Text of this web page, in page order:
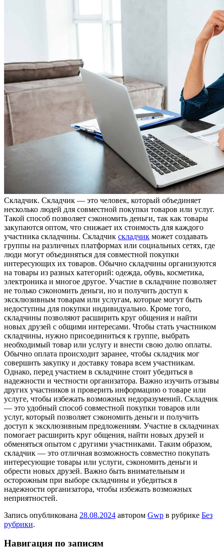
Склaдчик. Склaдчик — это человек, который объединяет
несколько людей для совместной покупки товаров или услуг.
Такой способ позволяет сэкономить деньги, так как товары
закупаются оптом, что снижает их стоимость для каждого
участника складчины. Складчик складчик может создавать
группы на различных платформах или социальных сетях, где
люди могут объединяться для совместной покупки
интересующих их товаров. Обычно складчины организуются
на товары из разных категорий: одежда, обувь, косметика,
электроника и многое другое. Участие в складчине позволяет
не только сэкономить деньги, но и получить доступ к
эксклюзивным товарам или услугам, которые могут быть
недоступны для покупки индивидуально. Кроме того,
складчины позволяют расширить круг общения и найти
новых друзей с общими интересами. Чтобы стать участником
складчины, нужно присоединиться к группе, выбрать
необходимый товар или услугу и внести свою долю оплаты.
Обычно оплата происходит заранее, чтобы складчик мог
совершить закупку и доставку товара всем участникам.
Однако, перед участием в складчине стоит убедиться в
надежности и честности организатора. Важно изучить отзывы
других участников и проверить информацию о товаре или
услуге, чтобы избежать возможных недоразумений. Складчик
— это удобный способ совместной покупки товаров или
услуг, который позволяет сэкономить деньги и получить
доступ к эксклюзивным предложениям. Участие в складчинах
помогает расширить круг общения, найти новых друзей и
обменяться опытом с другими участниками. Таким образом,
складчик — это отличная возможность совместно покупать
интересующие товары или услуги, сэкономить деньги и
обрести новых друзей. Важно быть внимательным и
осторожным при выборе складчины и убедиться в
надежности организатора, чтобы избежать возможных
неприятностей.
Запись опубликована 28.08.2024 автором Gwp в рубрике Без
рубрики.
Навигация по записям